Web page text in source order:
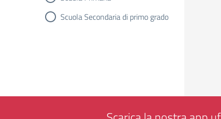
Scuola Secondaria di primo grado